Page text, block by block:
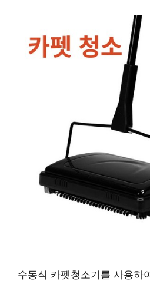
수동식 카펫청소기를 사용하